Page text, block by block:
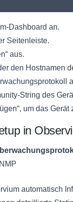
Dashboard an.
Seitenleiste.
aus.
den Hostnamen
String des
um das Gerät
in
automatisch